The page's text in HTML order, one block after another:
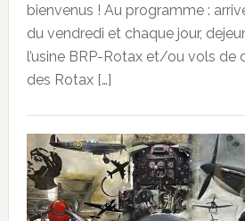
bienvenus ! Au programme :
du vendredi et chaque jour,
l’usine BRP-Rotax et/ou vols
des Rotax […]